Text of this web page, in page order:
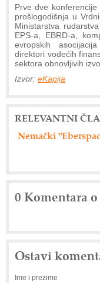
Prve dve
prošlogodišnja u
Ministarstva
EPS-a, EBRD-a,
evropskih
direktori vodećih
sektora obnovljivih
Izvor: eKapija
RELEVANTNI
Nemački
0 Komentara
Ostavi
Ime i prezime